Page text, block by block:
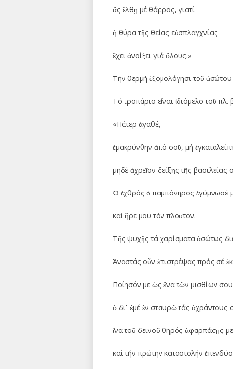
ἄς ἔλθῃ μέ θάρρος, γιατί
ἡ θύρα τῆς θείας εὐσπλαγχνίας
ἔχει ἀνοίξει γιά ὅλους.»
Τήν θερμή ἐξομολόγησι τοῦ ἀσώτου
Τό τροπάριο εἶναι ἰδιόμελο τοῦ πλ.
«Πάτερ ἀγαθέ,
ἐμακρύνθην ἀπό σοῦ, μή
μηδέ ἀχρεῖον δείξῃς τῆς βασιλείας
Ὁ ἐχθρός ὁ παμπόνηρος ἐγύμνωσέ
καί ἦρε μου τόν πλοῦτον.
Τῆς ψυχῆς τά χαρίσματα ἀσώτως
Ἀναστάς οὖν ἐπιστρέψας πρός σέ
Ποίησόν με ὡς ἕνα τῶν μισθίων
ὁ δι᾽ ἐμέ ἐν σταυρῷ τάς ἀχράντους
ἵνα τοῦ δεινοῦ θηρός ἀφαρπάσῃς με
καί τήν πρώτην καταστολήν